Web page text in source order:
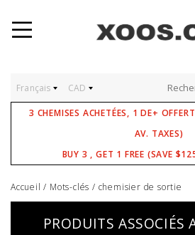
Français CAD
3 CHEMISES ACHETÉES, 1 DE+
AV. TAXES)
BUY 3 , GET 1 FREE (SAVE
Accueil / Mots-clés / chemisier de sortie
PRODUITS ASSOCIÉS